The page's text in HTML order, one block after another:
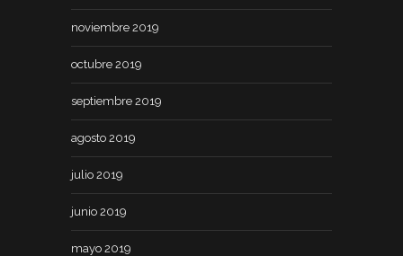
noviembre 2019
octubre 2019
septiembre 2019
agosto 2019
julio 2019
junio 2019
mayo 2019